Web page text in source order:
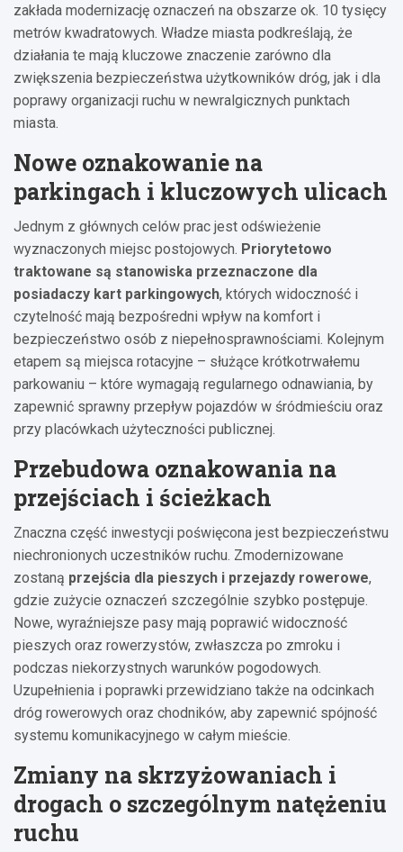
zakłada modernizację oznaczeń na obszarze ok. 10 tysięcy
metrów kwadratowych. Władze miasta podkreślają, że
działania te mają kluczowe znaczenie zarówno dla
zwiększenia bezpieczeństwa użytkowników dróg, jak i dla
poprawy organizacji ruchu w newralgicznych punktach
miasta.
Nowe oznakowanie na
parkingach i kluczowych ulicach
Jednym z głównych celów prac jest odświeżenie
wyznaczonych miejsc postojowych. Priorytetowo
traktowane są stanowiska przeznaczone dla
posiadaczy kart parkingowych, których widoczność i
czytelność mają bezpośredni wpływ na komfort i
bezpieczeństwo osób z niepełnosprawnościami. Kolejnym
etapem są miejsca rotacyjne – służące krótkotrwałemu
parkowaniu – które wymagają regularnego odnawiania, by
zapewnić sprawny przepływ pojazdów w śródmieściu oraz
przy placówkach użyteczności publicznej.
Przebudowa oznakowania na
przejściach i ścieżkach
Znaczna część inwestycji poświęcona jest bezpieczeństwu
niechronionych uczestników ruchu. Zmodernizowane
zostaną przejścia dla pieszych i przejazdy rowerowe,
gdzie zużycie oznaczeń szczególnie szybko postępuje.
Nowe, wyraźniejsze pasy mają poprawić widoczność
pieszych oraz rowerzystów, zwłaszcza po zmroku i
podczas niekorzystnych warunków pogodowych.
Uzupełnienia i poprawki przewidziano także na odcinkach
dróg rowerowych oraz chodników, aby zapewnić spójność
systemu komunikacyjnego w całym mieście.
Zmiany na skrzyżowaniach i
drogach o szczególnym natężeniu
ruchu